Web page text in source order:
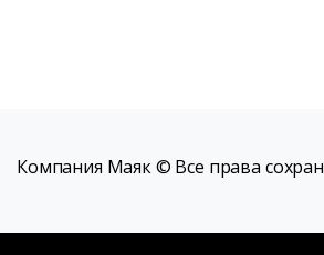
Компания Маяк © Все права